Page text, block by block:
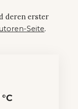
deren erster
Seite.
°C